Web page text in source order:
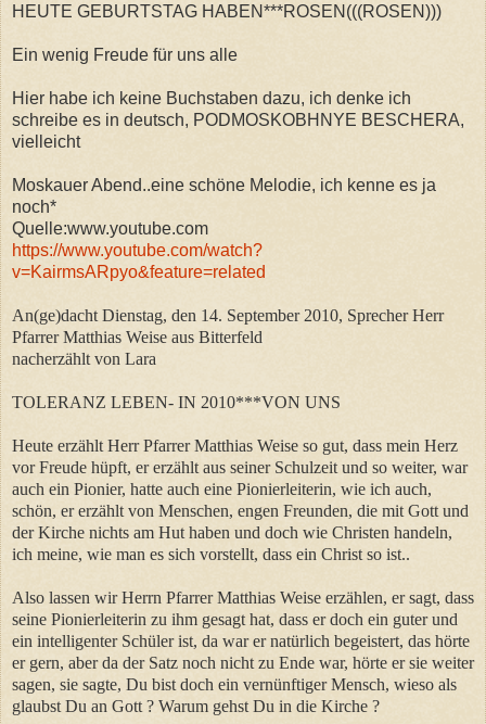
HEUTE GEBURTSTAG HABEN***ROSEN(((ROSEN)))
Ein wenig Freude für uns alle
Hier habe ich keine Buchstaben dazu, ich denke ich
schreibe es in deutsch, PODMOSKOBHNYE BESCHERA,
vielleicht
Moskauer Abend..eine schöne Melodie, ich kenne es ja
noch*
Quelle:www.youtube.com
https://www.youtube.com/watch?
v=KairmsARpyo&feature=related
An(ge)dacht Dienstag, den 14. September 2010, Sprecher Herr
Pfarrer Matthias Weise aus Bitterfeld
nacherzählt von Lara
TOLERANZ LEBEN- IN 2010***VON UNS
Heute erzählt Herr Pfarrer Matthias Weise so gut, dass mein Herz
vor Freude hüpft, er erzählt aus seiner Schulzeit und so weiter, war
auch ein Pionier, hatte auch eine Pionierleiterin, wie ich auch,
schön, er erzählt von Menschen, engen Freunden, die mit Gott und
der Kirche nichts am Hut haben und doch wie Christen handeln,
ich meine, wie man es sich vorstellt, dass ein Christ so ist..
Also lassen wir Herrn Pfarrer Matthias Weise erzählen, er sagt, dass
seine Pionierleiterin zu ihm gesagt hat, dass er doch ein guter und
ein intelligenter Schüler ist, da war er natürlich begeistert, das hörte
er gern, aber da der Satz noch nicht zu Ende war, hörte er sie weiter
sagen, sie sagte, Du bist doch ein vernünftiger Mensch, wieso als
glaubst Du an Gott ? Warum gehst Du in die Kirche ?